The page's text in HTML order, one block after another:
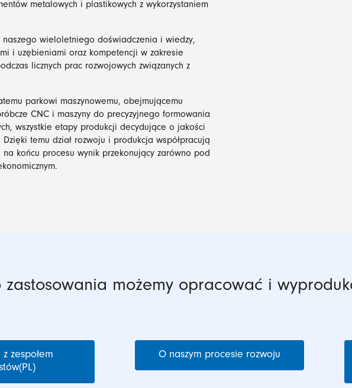
metalowych i plastikowych z wykorzystaniem
naszego wieloletniego doświadczenia i wiedzy,
i uzębieniami oraz kompetencji w zakresie
licznych prac rozwojowych związanych z
parkowi maszynowemu, obejmującemu
CNC i maszyny do precyzyjnego formowania
wszystkie etapy produkcji decydujące o jakości
temu dział rozwoju i produkcja współpracują
końcu procesu wynik przekonujący zarówno pod
zastosowania możemy opracować i
zespołem
O naszym procesie rozwoju